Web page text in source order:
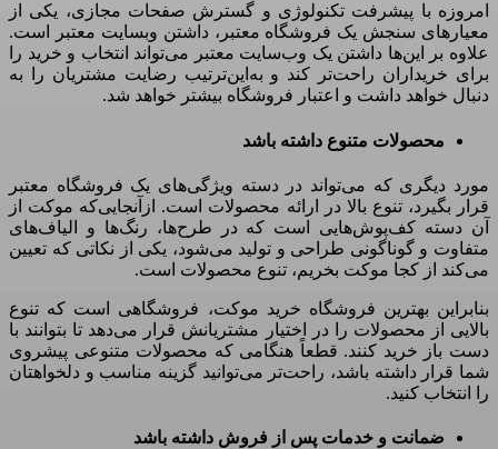
امروزه با پیشرفت تکنولوژی و گسترش صفحات مجازی، یکی از
معیارهای سنجش یک فروشگاه معتبر، داشتن وبسایت معتبر است.
علاوه بر این‌ها داشتن یک وب‌سایت معتبر می‌تواند انتخاب و خرید را
برای خریداران راحت‌تر کند و به‌این‌ترتیب رضایت مشتریان را به
دنبال خواهد داشت و اعتبار فروشگاه بیشتر خواهد شد.
محصولات متنوع داشته باشد
مورد دیگری که می‌تواند در دسته ویژگی‌های یک فروشگاه معتبر
قرار بگیرد، تنوع بالا در ارائه محصولات است.
ازآنجایی‌که موکت از
آن دسته کف‌پوش‌هایی است که در طرح‌ها، رنگ‌ها و الیاف‌های
متفاوت و گوناگونی طراحی و تولید می‌شود، یکی از نکاتی که تعیین
می‌کند از کجا موکت بخریم، تنوع محصولات است.
بنابراین بهترین فروشگاه خرید موکت، فروشگاهی است که تنوع
بالایی از محصولات را در اختیار مشتریانش قرار می‌دهد تا بتوانند با
دست باز خرید کنند. قطعاً هنگامی‌ که محصولات متنوعی پیشروی
شما قرار داشته باشد، راحت‌تر می‌توانید گزینه مناسب و دلخواهتان
را انتخاب کنید.
ضمانت و خدمات پس از فروش داشته باشد